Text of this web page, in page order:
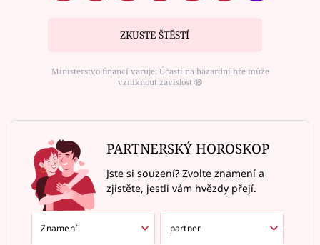
ZKUSTE ŠTĚSTÍ
Ministerstvo financí varuje: Účastí na hazardní hře může
vzniknout závislost ⑱
PARTNERSKÝ HOROSKOP
Jste si souzení? Zvolte znamení a
zjistěte, jestli vám hvězdy přejí.